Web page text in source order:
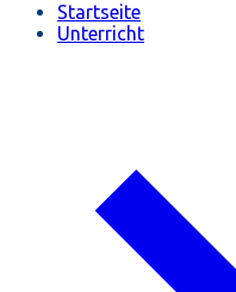
Startseite
Unterricht